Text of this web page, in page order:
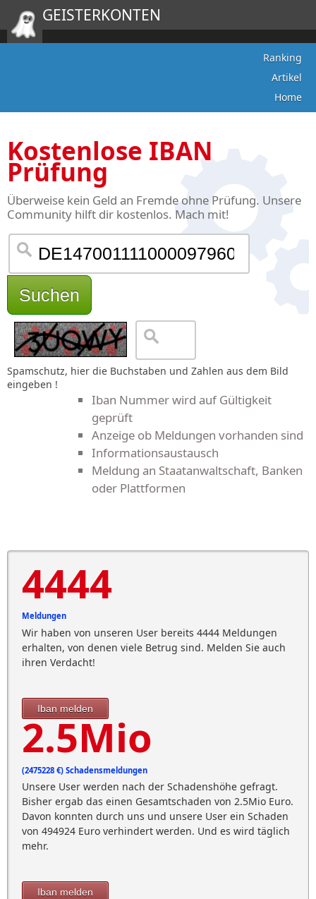
GEISTERKONTEN
Ranking
Artikel
Home
Kostenlose IBAN
Prüfung
Überweise kein Geld an Fremde ohne Prüfung. Unsere
Community hilft dir kostenlos. Mach mit!
Suchen
Spamschutz, hier die Buchstaben und Zahlen aus dem Bild
eingeben !
Iban Nummer wird auf Gültigkeit
geprüft
Anzeige ob Meldungen vorhanden sind
Informationsaustausch
Meldung an Staatanwaltschaft, Banken
oder Plattformen
4444
Meldungen
Wir haben von unseren User bereits 4444 Meldungen
erhalten, von denen viele Betrug sind. Melden Sie auch
ihren Verdacht!
Iban melden
2.5Mio
(2475228 €) Schadensmeldungen
Unsere User werden nach der Schadenshöhe gefragt.
Bisher ergab das einen Gesamtschaden von 2.5Mio Euro.
Davon konnten durch uns und unsere User ein Schaden
von 494924 Euro verhindert werden. Und es wird täglich
mehr.
Iban melden